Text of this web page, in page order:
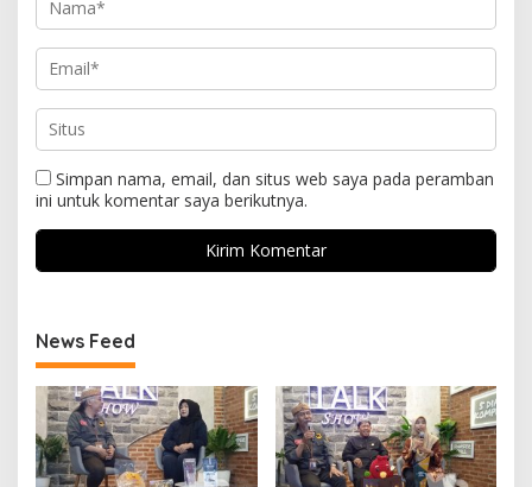
Simpan nama, email, dan situs web saya pada peramban
ini untuk komentar saya berikutnya.
News Feed